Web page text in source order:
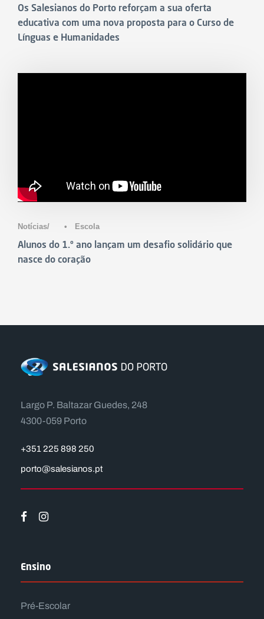
Os Salesianos do Porto reforçam a sua oferta
educativa com uma nova proposta para o Curso de
Línguas e Humanidades
Notícias • Escola
Alunos do 1.º ano lançam um desafio solidário que
nasce do coração
Largo P. Baltazar Guedes, 248
4300-059 Porto
+351 225 898 250
porto@salesianos.pt
Ensino
Pré-Escolar